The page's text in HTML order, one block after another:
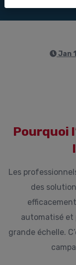
Jan
Pourquoi
Les
des
automatisé et
grande échelle.